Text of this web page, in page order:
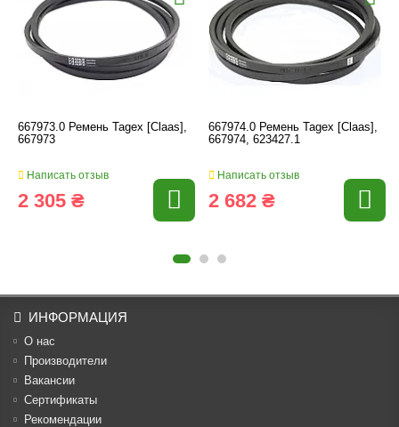
667973.0 Ремень Tagex [Claas],
667973
Написать отзыв
2 305 ₴
667974.0 Ремень Tagex [Claas],
667974, 623427.1
Написать отзыв
2 682 ₴
ИНФОРМАЦИЯ
О нас
Производители
Вакансии
Cертификаты
Рекомендации